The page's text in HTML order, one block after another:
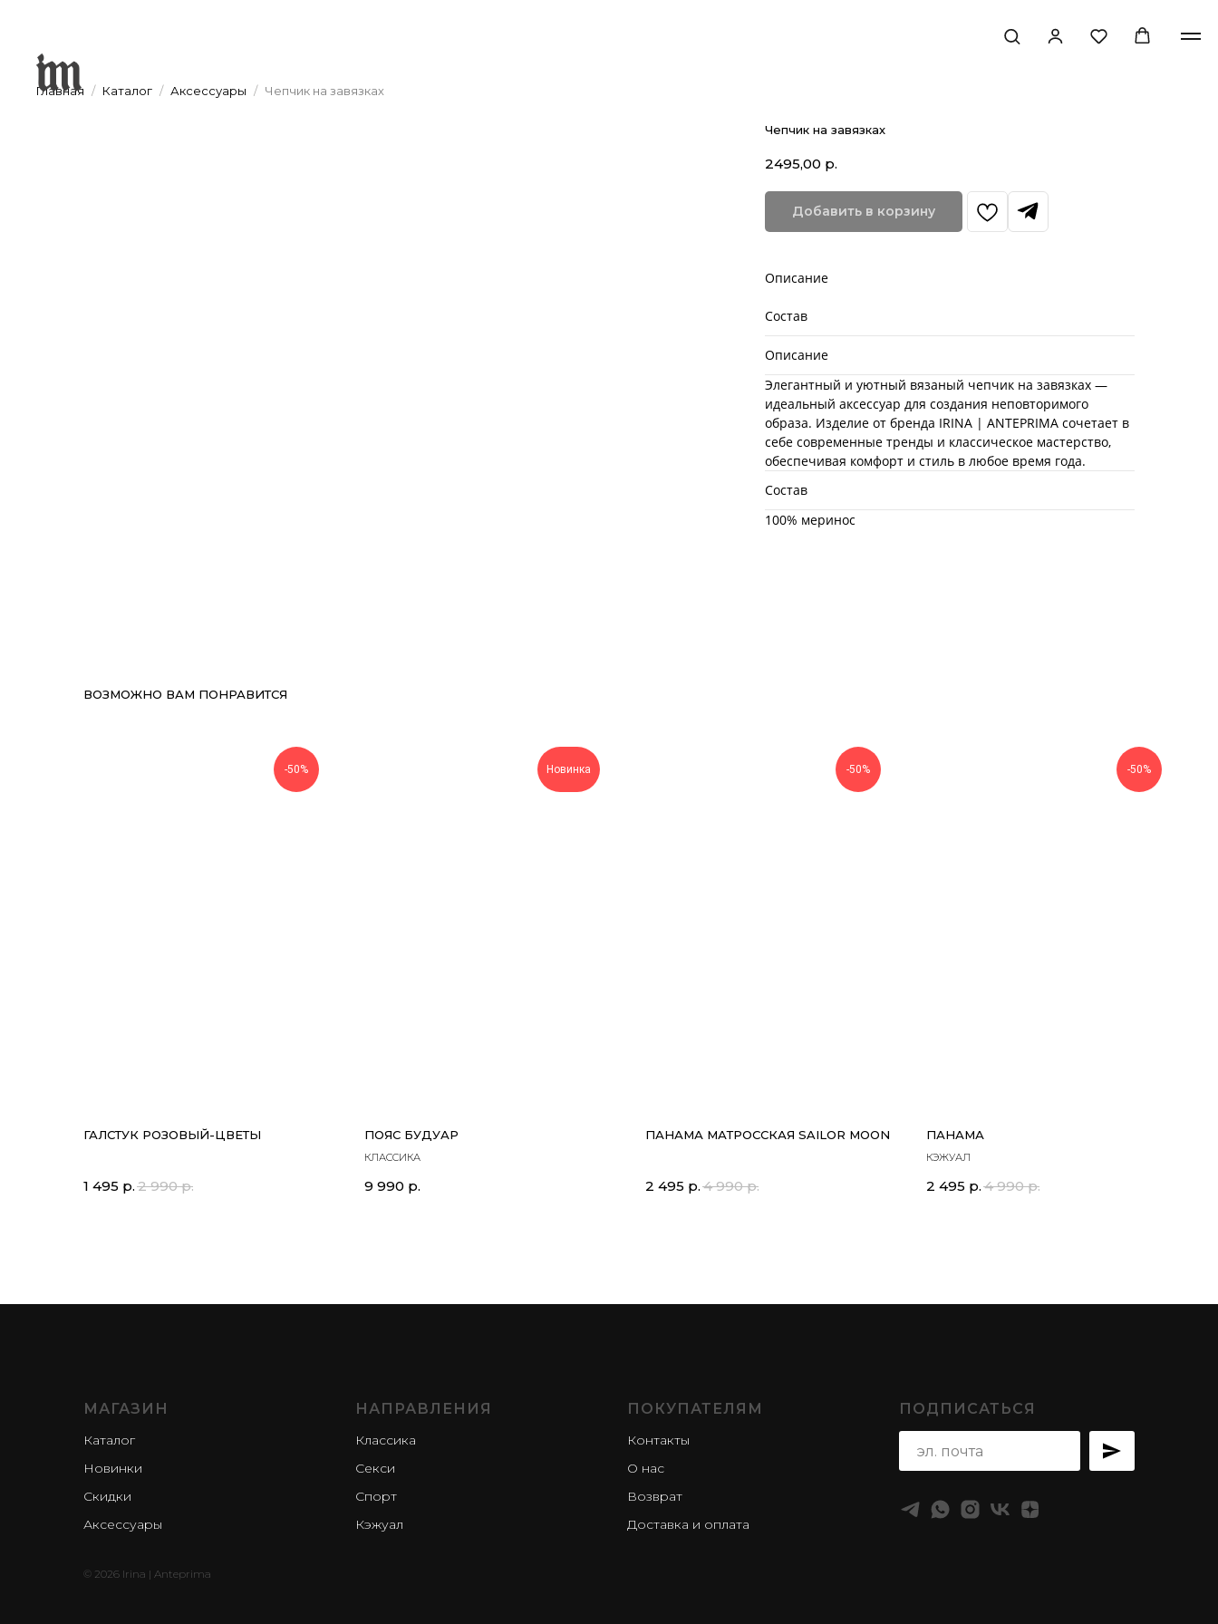
Главная Каталог Аксессуары Чепчик на завязках
Чепчик на завязках
2495,00 р.
Добавить в корзину
Описание
Состав
Описание
Элегантный и уютный вязаный чепчик на завязках —
идеальный аксессуар для создания неповторимого
образа. Изделие от бренда IRINA | ANTEPRIMA сочетает в
себе современные тренды и классическое мастерство,
обеспечивая комфорт и стиль в любое время года.
Состав
100% меринос
ВОЗМОЖНО ВАМ ПОНРАВИТСЯ
-50%
ГАЛСТУК РОЗОВЫЙ-ЦВЕТЫ
1 495 р. 2 990 р.
Новинка
ПОЯС БУДУАР
КЛАССИКА
9 990 р.
-50%
ПАНАМА МАТРОССКАЯ SAILOR MOON
2 495 р. 4 990 р.
-50%
ПАНАМА
КЭЖУАЛ
2 495 р. 4 990 р.
МАГАЗИН
Каталог
Новинки
Скидки
Аксессуары
НАПРАВЛЕНИЯ
Классика
Секси
Спорт
Кэжуал
ПОКУПАТЕЛЯМ
Контакты
О нас
Возврат
Доставка и оплата
ПОДПИСАТЬСЯ
© 2026 Irina | Anteprima